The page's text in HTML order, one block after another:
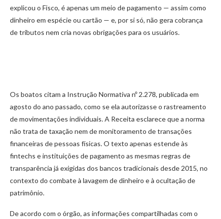
explicou o Fisco, é apenas um meio de pagamento — assim como
dinheiro em espécie ou cartão — e, por si só, não gera cobrança
de tributos nem cria novas obrigações para os usuários.
Os boatos citam a Instrução Normativa nº 2.278, publicada em
agosto do ano passado, como se ela autorizasse o rastreamento
de movimentações individuais. A Receita esclarece que a norma
não trata de taxação nem de monitoramento de transações
financeiras de pessoas físicas. O texto apenas estende às
fintechs e instituições de pagamento as mesmas regras de
transparência já exigidas dos bancos tradicionais desde 2015, no
contexto do combate à lavagem de dinheiro e à ocultação de
patrimônio.
De acordo com o órgão, as informações compartilhadas com o